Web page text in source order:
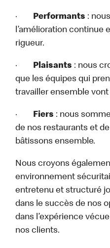
· Performants :
l’amélioration continue
rigueur.
· Plaisants : nous
que les équipes qui
travailler ensemble
· Fiers : nous
de nos restaurants et
bâtissons ensemble.
Nous croyons
environnement
entretenu et structuré
dans le succès de nos
dans l’expérience
nos clients.